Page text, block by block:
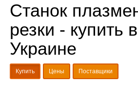
Станок
резки - купить в
Украине
Купить Цены Поставщики